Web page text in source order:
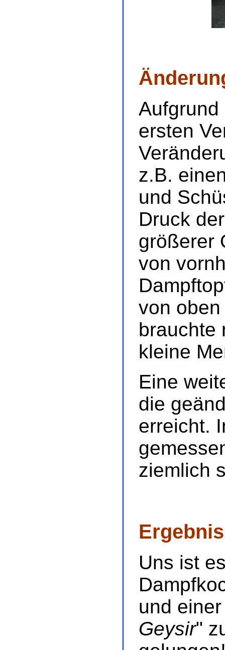
ersten
z.B.
und
Druck
größerer
von
von
brauchte
kleine
Eine
die
erreicht.
ziemlich
Uns ist
und
Geysir"